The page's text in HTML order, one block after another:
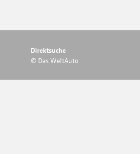
Direktsuche
© Das WeltAuto